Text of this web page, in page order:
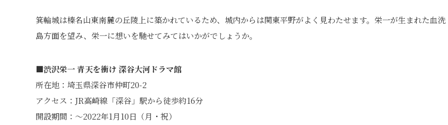
箕輪城は榛名山東南麓の丘陵上に築かれているため、城内からは関東平野がよく見わたせます。栄一が生まれた血洗
島方面を望み、栄一に想いを馳せてみてはいかがでしょうか。
■渋沢栄一 青天を衝け 深谷大河ドラマ館
所在地：埼玉県深谷市仲町20-2
アクセス：JR高崎線「深谷」駅から徒歩約16分
開設期間：〜2022年1月10日（月・祝）